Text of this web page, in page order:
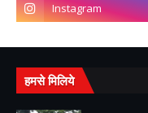
हमसे मिलिये